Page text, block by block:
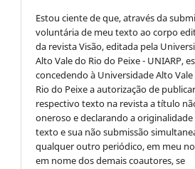
Estou ciente de que, através da
voluntária de meu texto ao corpo
da revista Visão, editada pela
Alto Vale do Rio do Peixe - UNIARP,
concedendo à Universidade Alto
Rio do Peixe a autorização de
respectivo texto na revista a título
oneroso e declarando a
texto e sua não submissão
qualquer outro periódico, em meu
em nome dos demais coautores, se